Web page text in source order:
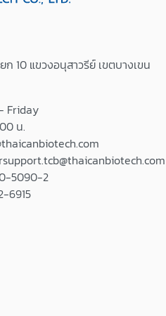
10 แขวงอนุสาวรีย์ เขตบางเขน
Friday
น.
5090-2
6915